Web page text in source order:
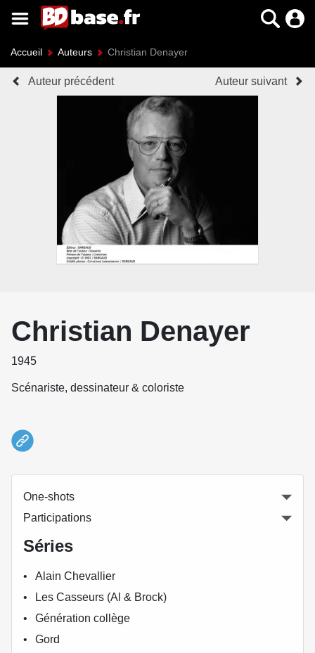
Accueil Auteurs Christian Denayer
Auteur précédent Auteur suivant
Christian Denayer
1945
Scénariste, dessinateur & coloriste
One-shots
Participations
Séries
Alain Chevallier
Les Casseurs (Al & Brock)
Génération collège
Gord